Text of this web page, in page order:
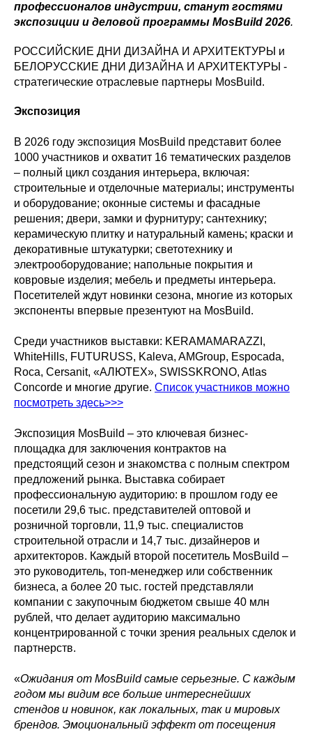
профессионалов индустрии, станут гостями
экспозиции и деловой программы MosBuild 2026.
РОССИЙСКИЕ ДНИ ДИЗАЙНА И АРХИТЕКТУРЫ и
БЕЛОРУССКИЕ ДНИ ДИЗАЙНА И АРХИТЕКТУРЫ -
стратегические отраслевые партнеры MosBuild.
Экспозиция
В 2026 году экспозиция MosBuild представит более
1000 участников и охватит 16 тематических разделов
– полный цикл создания интерьера, включая:
строительные и отделочные материалы; инструменты
и оборудование; оконные системы и фасадные
решения; двери, замки и фурнитуру; сантехнику;
керамическую плитку и натуральный камень; краски и
декоративные штукатурки; светотехнику и
электрооборудование; напольные покрытия и
ковровые изделия; мебель и предметы интерьера.
Посетителей ждут новинки сезона, многие из которых
экспоненты впервые презентуют на MosBuild.
Среди участников выставки: KERAMAMARAZZI,
WhiteHills, FUTURUSS, Kaleva, AMGroup, Espocada,
Roca, Cersanit, «АЛЮТЕХ», SWISSKRONO, Atlas
Concorde и многие другие. Список участников можно
посмотреть здесь>>>
Экспозиция MosBuild – это ключевая бизнес-
площадка для заключения контрактов на
предстоящий сезон и знакомства с полным спектром
предложений рынка. Выставка собирает
профессиональную аудиторию: в прошлом году ее
посетили 29,6 тыс. представителей оптовой и
розничной торговли, 11,9 тыс. специалистов
строительной отрасли и 14,7 тыс. дизайнеров и
архитекторов. Каждый второй посетитель MosBuild –
это руководитель, топ-менеджер или собственник
бизнеса, а более 20 тыс. гостей представляли
компании с закупочным бюджетом свыше 40 млн
рублей, что делает аудиторию максимально
концентрированной с точки зрения реальных сделок и
партнерств.
«Ожидания от MosBuild самые серьезные. С каждым
годом мы видим все больше интереснейших
стендов и новинок, как локальных, так и мировых
брендов. Эмоциональный эффект от посещения